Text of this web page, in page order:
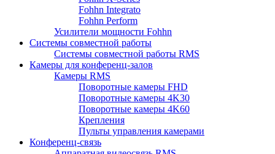
Fohhn Integrato
Fohhn Perform
Усилители мощности Fohhn
Системы совместной работы
Системы совместной работы RMS
Камеры для конференц-залов
Камеры RMS
Поворотные камеры FHD
Поворотные камеры 4K30
Поворотные камеры 4K60
Крепления
Пульты управления камерами
Конференц-связь